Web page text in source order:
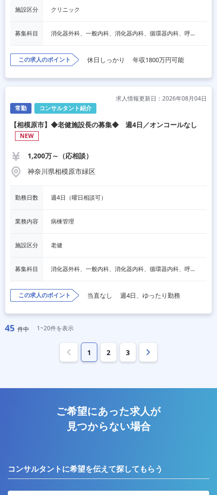
施設区分 クリニック
募集科目 消化器外科、一般内科、消化器内科、循環器内科、呼吸器内科、血液内科、脳神経内科、内分泌内科、老人内科、一般外科、その他
この求人のポイント 休日しっかり 年収1800万円可能
常勤 コンサルタント紹介
求人情報更新日：2026年08月04日
【相模原市】◆老健施設長の募集◆ 週4日／オンコールなし
NEW
1,200万～（応相談）
神奈川県相模原市緑区
勤務日数 週4日（曜日相談可）
業務内容 病棟管理
施設区分 老健
募集科目 消化器外科、一般内科、消化器内科、循環器内科、呼吸器内科、血液内科、脳神経内科、内分泌内科、老人内科、一般外科、その他
この求人のポイント 当直なし 週4日、ゆったり勤務
45 件中 1~20件を表示
1 2 3
ご希望にあった求人が
見つからない場合
コンサルタントに希望を伝えて探してもらう